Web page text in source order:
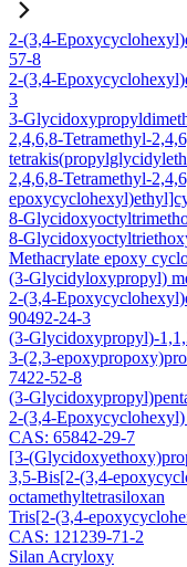
2-(3,4-
57-8
2-(3,4-
3
3-
2,4,6,8-Tetramethyl-
2,4,6,8-Tetramethyl-
8-
8-
Methacrylate epoxy
(3-Glycidyloxypropyl)
2-(3,4-
90492-24-3
(3-Glycidoxypropyl)-
3-(2,3-
7422-52-8
(3-
2-(3,4-
CAS: 65842-29-7
[3-
3,5-Bis[2-(3,4-
octamethyltetrasiloxan
Tris[2-(3,4-
CAS: 121239-71-2
Silan Acryloxy